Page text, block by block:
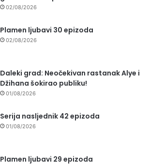
02/08/2026
Plamen ljubavi 30 epizoda
02/08/2026
Daleki grad: Neočekivan rastanak Alye i
Džihana šokirao publiku!
01/08/2026
Serija nasljednik 42 epizoda
01/08/2026
Plamen ljubavi 29 epizoda